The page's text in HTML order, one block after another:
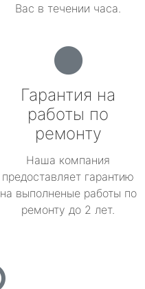
Вас в течении часа.
Гарантия на
работы по
ремонту
Наша компания
предоставляет гарантию
на выполненые работы по
ремонту до 2 лет.